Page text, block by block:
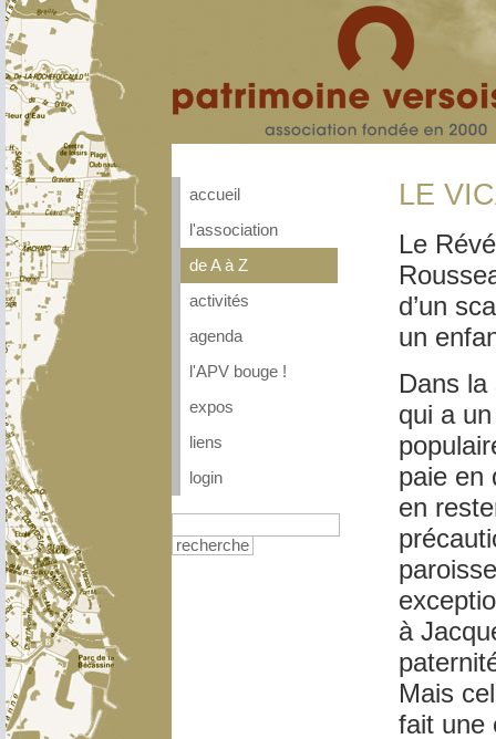
accueil
l'association
de A à Z
activités
agenda
l'APV bouge !
expos
liens
login
recherche
LE
Le
d’un
un
Dans la
qui a
paie en
en
à
Mais
fait une